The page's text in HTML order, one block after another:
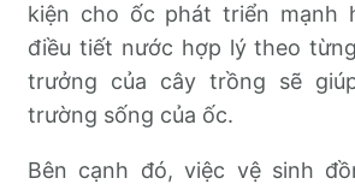
kiện cho ốc phát triển mạnh
điều tiết nước hợp lý theo
trưởng của cây trồng sẽ
trường sống của ốc.
Bên cạnh đó, việc vệ sinh